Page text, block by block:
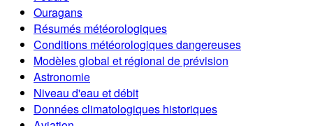
Ouragans
Résumés météorologiques
Conditions météorologiques dangereuses
Modèles global et régional de prévision
Astronomie
Niveau d'eau et débit
Données climatologiques historiques